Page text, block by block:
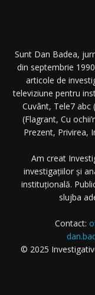
Sunt Dan Badea,
din septembrie
articole de
televiziune pentru
Cuvânt, Tele7 abc
(Flagrant, Cu
Prezent, Privirea,
Am creat
investigațiilor și
instituțională.
slujba
Contact:
© 2025